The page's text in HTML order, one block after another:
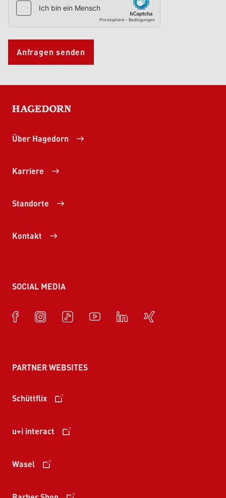
Anfragen senden
HAGEDORN
Über Hagedorn
Karriere
Standorte
Kontakt
SOCIAL MEDIA
PARTNER WEBSITES
Schüttflix
u+i interact
Wasel